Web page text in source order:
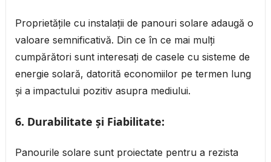
Proprietățile cu instalații de panouri solare adaugă o
valoare semnificativă. Din ce în ce mai mulți
cumpărători sunt interesați de casele cu sisteme de
energie solară, datorită economiilor pe termen lung
și a impactului pozitiv asupra mediului.
6. Durabilitate și Fiabilitate:
Panourile solare sunt proiectate pentru a rezista